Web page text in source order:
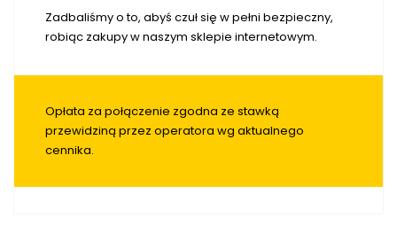
Zadbaliśmy o to, abyś czuł się w pełni bezpieczny,
robiąc zakupy w naszym sklepie internetowym.
Opłata za połączenie zgodna ze stawką
przewidziną przez operatora wg aktualnego
cennika.